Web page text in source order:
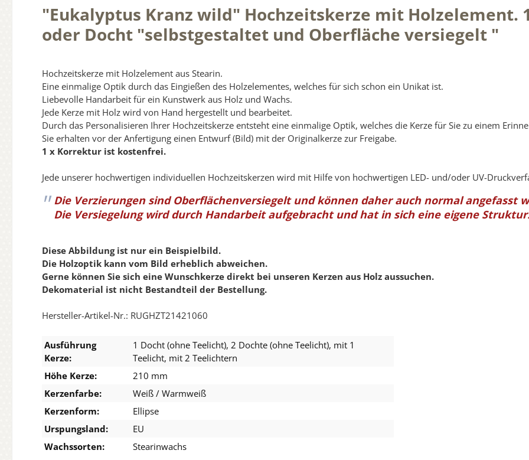
"Eukalyptus Kranz wild" Hochzeitskerze mit Holzelement.
oder Docht "selbstgestaltet und Oberfläche versiegelt "
Hochzeitskerze mit Holzelement aus Stearin.
Eine einmalige Optik durch das Eingießen des Holzelementes, welches für sich schon ein Unikat ist.
Liebevolle Handarbeit für ein Kunstwerk aus Holz und Wachs.
Jede Kerze mit Holz wird von Hand hergestellt und bearbeitet.
Durch das Personalisieren Ihrer Hochzeitskerze entsteht eine einmalige Optik, welches die Kerze für Sie zu einem
Sie erhalten vor der Anfertigung einen Entwurf (Bild) mit der Originalkerze zur Freigabe.
1 x Korrektur ist kostenfrei.
Jede unserer hochwertigen individuellen Hochzeitskerzen wird mit Hilfe von hochwertigen LED- und/oder UV-
Die Verzierungen sind Oberflächenversiegelt und können daher auch normal angefasst
Die Versiegelung wird durch Handarbeit aufgebracht und hat in sich eine eigene
Diese Abbildung ist nur ein Beispielbild.
Die Holzoptik kann vom Bild erheblich abweichen.
Gerne können Sie sich eine Wunschkerze direkt bei unseren Kerzen aus Holz aussuchen.
Dekomaterial ist nicht Bestandteil der Bestellung.
Hersteller-Artikel-Nr.: RUGHZT21421060
Ausführung
Kerze:
1 Docht (ohne Teelicht), 2 Dochte (ohne Teelicht), mit 1
Teelicht, mit 2 Teelichtern
Höhe Kerze:
210 mm
Kerzenfarbe:
Weiß / Warmweiß
Kerzenform:
Ellipse
Urspungsland:
EU
Wachssorten:
Stearinwachs